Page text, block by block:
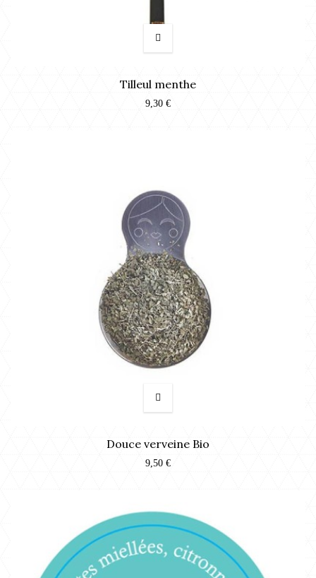
Tilleul menthe
9,30 €
Douce verveine Bio
9,50 €